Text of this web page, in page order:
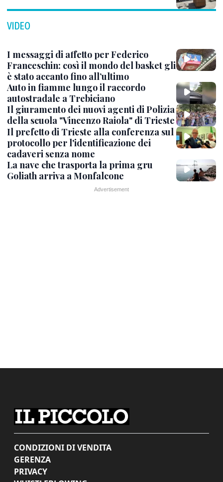
VIDEO
I messaggi di affetto per Federico
Franceschin: così il mondo del basket gli
è stato accanto fino all’ultimo
Auto in fiamme lungo il raccordo
autostradale a Trebiciano
Il giuramento dei nuovi agenti di Polizia
della scuola "Vincenzo Raiola" di Trieste
Il prefetto di Trieste alla conferenza sul
protocollo per l'identificazione dei
cadaveri senza nome
La nave che trasporta la prima gru
Goliath arriva a Monfalcone
CONDIZIONI DI VENDITA
GERENZA
PRIVACY